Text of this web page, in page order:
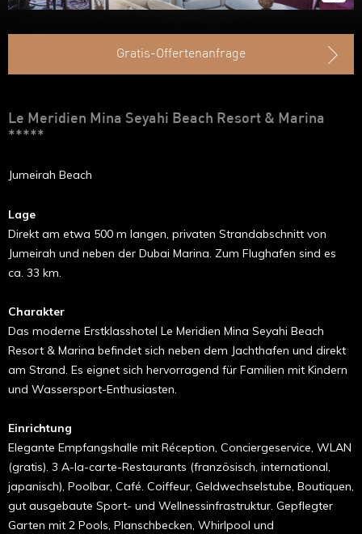
Gratis-Offertenanfrage
Le Meridien Mina Seyahi Beach Resort & Marina
*****
Jumeirah Beach
Lage
Direkt am etwa 500 m langen, privaten Strandabschnitt von
Jumeirah und neben der Dubai Marina. Zum Flughafen sind es
ca. 33 km.
Charakter
Das moderne Erstklasshotel Le Meridien Mina Seyahi Beach
Resort & Marina befindet sich neben dem Jachthafen und direkt
am Strand. Es eignet sich hervorragend für Familien mit Kindern
und Wassersport-Enthusiasten.
Einrichtung
Elegante Empfangshalle mit Réception, Conciergeservice, WLAN
(gratis). 3 A-la-carte-Restaurants (französisch, international,
japanisch), Poolbar, Café. Coiffeur, Geldwechselstube, Boutiquen,
gut ausgebaute Sport- und Wellnessinfrastruktur. Gepflegter
Garten mit 2 Pools, Planschbecken, Whirlpool und